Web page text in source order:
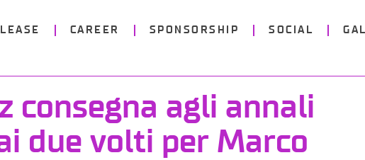
CAREER SPONSORSHIP SOCIAL
consegna agli annali
due volti per Marco